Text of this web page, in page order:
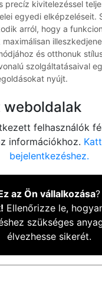
precíz kivitelezéssel
egyedi elképzeléseit.
arról, hogy a
és otthonuk
szolgáltatásaival
nyújt.
weboldalak
felhasználók
információkhoz.
bejelentkezéshez.
az Ön vállalkozása?
Ellenőrizze le,
szükséges
élvezhesse sikerét.